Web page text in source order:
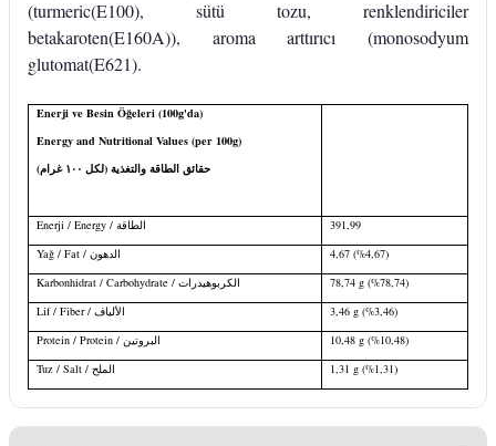
(turmeric(E100), sütü tozu, renklendiriciler
betakaroten(E160A)), aroma arttırıcı (monosodyum
glutomat(E621).
Enerji ve Besin Öğeleri (100g'da)
Energy and Nutritional Values (per 100g)
حقائق الطاقة والتغذية (لكل ١٠٠ غرام)
Enerji / Energy /الطاقة
391,99
Yağ / Fat /الدهون
4,67 (%4,67)
Karbonhidrat / Carbohydrate /الكربوهيدرات 78,74 g (%78,74)
Lif / Fiber /الألياف 3,46 g (%3,46)
Protein / Protein /البروتين 10,48 g (%10,48)
Tuz / Salt /الملح 1,31 g (%1,31)